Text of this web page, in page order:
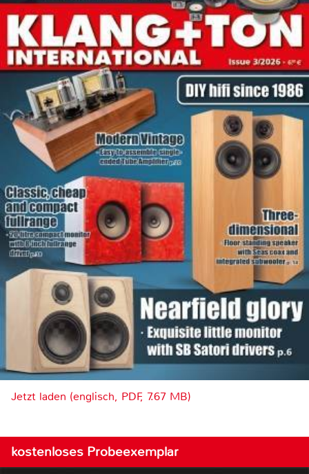
Jetzt laden (englisch, PDF, 7.67 MB)
kostenloses Probeexemplar